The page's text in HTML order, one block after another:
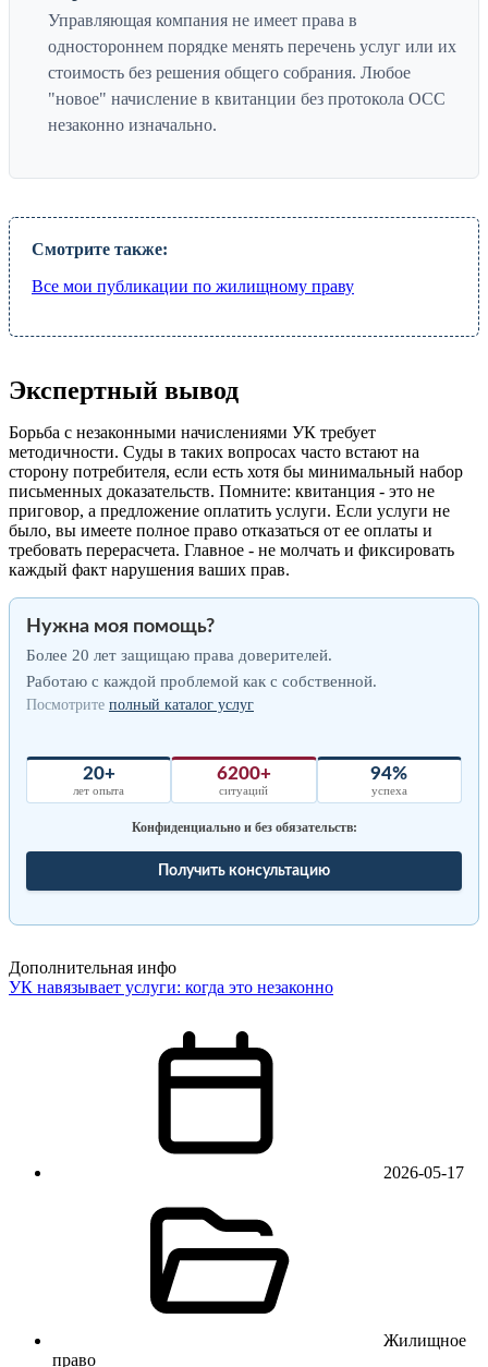
Управляющая компания не имеет права в
одностороннем порядке менять перечень услуг или их
стоимость без решения общего собрания. Любое
"новое" начисление в квитанции без протокола ОСС
незаконно изначально.
Смотрите также:
Все мои публикации по жилищному праву
Экспертный вывод
Борьба с незаконными начислениями УК требует
методичности. Суды в таких вопросах часто встают на
сторону потребителя, если есть хотя бы минимальный набор
письменных доказательств. Помните: квитанция - это не
приговор, а предложение оплатить услуги. Если услуги не
было, вы имеете полное право отказаться от ее оплаты и
требовать перерасчета. Главное - не молчать и фиксировать
каждый факт нарушения ваших прав.
Нужна моя помощь?
Более 20 лет защищаю права доверителей.
Работаю с каждой проблемой как с собственной.
Посмотрите полный каталог услуг
20+
лет опыта
6200+
ситуаций
94%
успеха
Конфиденциально и без обязательств:
Получить консультацию
Дополнительная инфо
УК навязывает услуги: когда это незаконно
2026-05-17
Жилищное
право